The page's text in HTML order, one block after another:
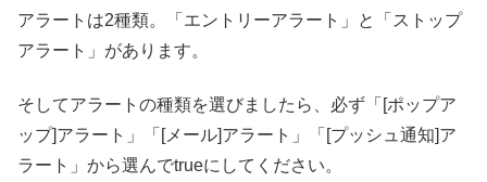
アラートは2種類。「エントリーアラート」と「ストップ
アラート」があります。
そしてアラートの種類を選びましたら、必ず「[ポップア
ップ]アラート」「[メール]アラート」「[プッシュ通知]ア
ラート」から選んでtrueにしてください。